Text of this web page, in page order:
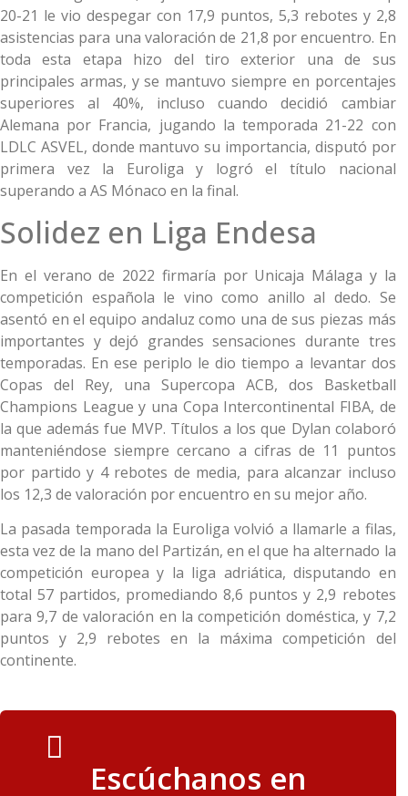
20-21 le vio despegar con 17,9 puntos, 5,3 rebotes y 2,8
asistencias para una valoración de 21,8 por encuentro. En
toda esta etapa hizo del tiro exterior una de sus
principales armas, y se mantuvo siempre en porcentajes
superiores al 40%, incluso cuando decidió cambiar
Alemana por Francia, jugando la temporada 21-22 con
LDLC ASVEL, donde mantuvo su importancia, disputó por
primera vez la Euroliga y logró el título nacional
superando a AS Mónaco en la final.
Solidez en Liga Endesa
En el verano de 2022 firmaría por Unicaja Málaga y la
competición española le vino como anillo al dedo. Se
asentó en el equipo andaluz como una de sus piezas más
importantes y dejó grandes sensaciones durante tres
temporadas. En ese periplo le dio tiempo a levantar dos
Copas del Rey, una Supercopa ACB, dos Basketball
Champions League y una Copa Intercontinental FIBA, de
la que además fue MVP. Títulos a los que Dylan colaboró
manteniéndose siempre cercano a cifras de 11 puntos
por partido y 4 rebotes de media, para alcanzar incluso
los 12,3 de valoración por encuentro en su mejor año.
La pasada temporada la Euroliga volvió a llamarle a filas,
esta vez de la mano del Partizán, en el que ha alternado la
competición europea y la liga adriática, disputando en
total 57 partidos, promediando 8,6 puntos y 2,9 rebotes
para 9,7 de valoración en la competición doméstica, y 7,2
puntos y 2,9 rebotes en la máxima competición del
continente.
Escúchanos en